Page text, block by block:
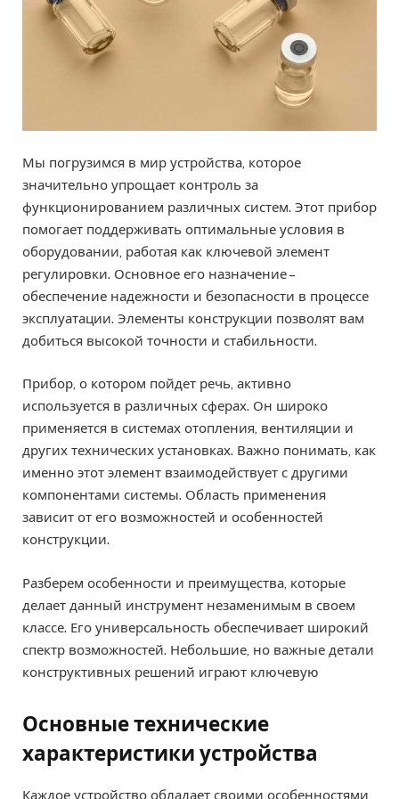
Мы погрузимся в мир устройства, которое
значительно упрощает контроль за
функционированием различных систем. Этот прибор
помогает поддерживать оптимальные условия в
оборудовании, работая как ключевой элемент
регулировки. Основное его назначение –
обеспечение надежности и безопасности в процессе
эксплуатации. Элементы конструкции позволят вам
добиться высокой точности и стабильности.
Прибор, о котором пойдет речь, активно
используется в различных сферах. Он широко
применяется в системах отопления, вентиляции и
других технических установках. Важно понимать, как
именно этот элемент взаимодействует с другими
компонентами системы. Область применения
зависит от его возможностей и особенностей
конструкции.
Разберем особенности и преимущества, которые
делает данный инструмент незаменимым в своем
классе. Его универсальность обеспечивает широкий
спектр возможностей. Небольшие, но важные детали
конструктивных решений играют ключевую
Основные технические
характеристики устройства
Каждое устройство обладает своими особенностями,